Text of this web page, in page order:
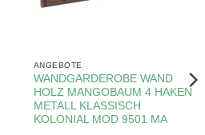
ANGEBOTE
WANDGARDEROBE WAND
HOLZ MANGOBAUM 4 HAKEN
METALL KLASSISCH
KOLONIAL MOD 9501 MA